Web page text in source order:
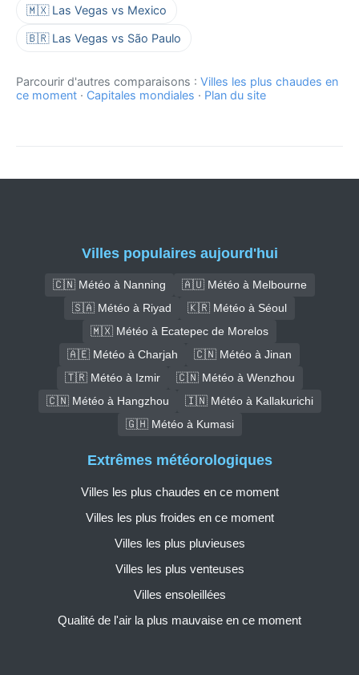
🇲🇽 Las Vegas vs Mexico
🇧🇷 Las Vegas vs São Paulo
Parcourir d'autres comparaisons : Villes les plus chaudes en
ce moment · Capitales mondiales · Plan du site
Villes populaires aujourd'hui
🇨🇳 Météo à Nanning
🇦🇺 Météo à Melbourne
🇸🇦 Météo à Riyad
🇰🇷 Météo à Séoul
🇲🇽 Météo à Ecatepec de Morelos
🇦🇪 Météo à Charjah
🇨🇳 Météo à Jinan
🇹🇷 Météo à Izmir
🇨🇳 Météo à Wenzhou
🇨🇳 Météo à Hangzhou
🇮🇳 Météo à Kallakurichi
🇬🇭 Météo à Kumasi
Extrêmes météorologiques
Villes les plus chaudes en ce moment
Villes les plus froides en ce moment
Villes les plus pluvieuses
Villes les plus venteuses
Villes ensoleillées
Qualité de l'air la plus mauvaise en ce moment